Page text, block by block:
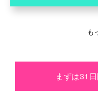
も
まずは31